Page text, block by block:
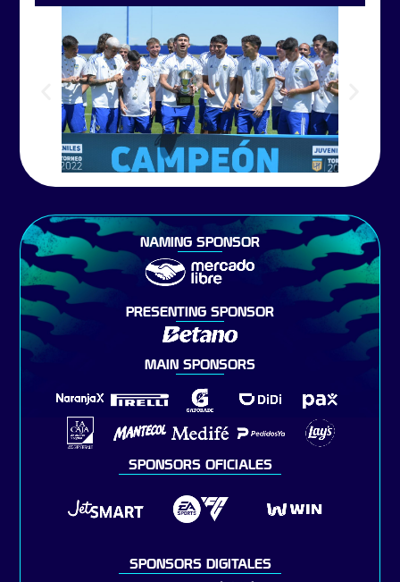
NAMING SPONSOR
PRESENTING SPONSOR
MAIN SPONSORS
SPONSORS OFICIALES
SPONSORS DIGITALES